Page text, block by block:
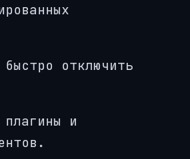
отключить
и